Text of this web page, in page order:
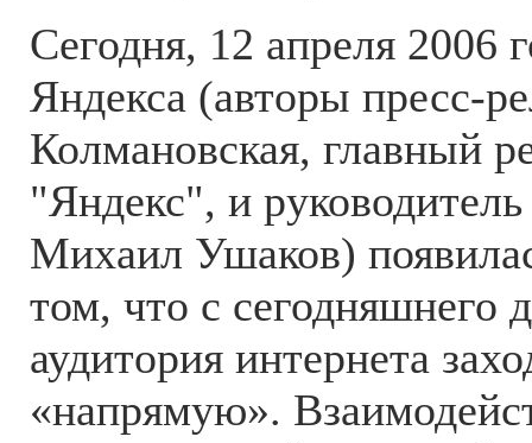
Сегодня, 12 апреля 2006
Яндекса (авторы пресс-
Колмановская, главный
"Яндекс", и
Михаил Ушаков)
том, что с сегодняшнего
аудитория интернета
«напрямую».